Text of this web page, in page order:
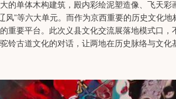
的单体木构建筑，殿内彩绘泥塑造像、飞天彩
风”等六大单元。而作为京西重要的历史文化
重要平台。此次义县文化交流展落地模式口
铃古道文化的对话，让两地在历史脉络与文